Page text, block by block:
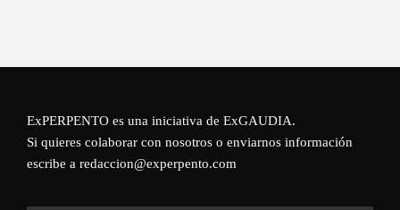
ExPERPENTO es una iniciativa de ExGAUDIA.
Si quieres colaborar con nosotros o enviarnos información
escribe a redaccion@experpento.com